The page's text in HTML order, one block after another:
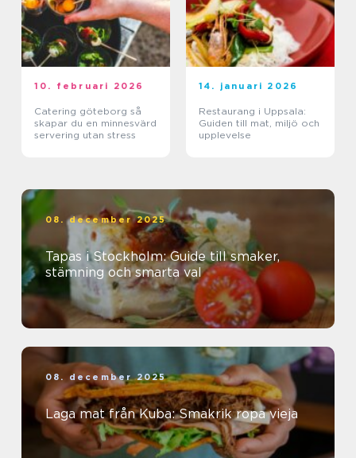
10. februari 2026
Catering göteborg så
skapar du en minnesvärd
servering utan stress
14. januari 2026
Restaurang i Uppsala:
Guiden till mat, miljö och
upplevelse
08. december 2025
Tapas i Stockholm: Guide till smaker,
stämning och smarta val
08. december 2025
Laga mat från Kuba: Smakrik ropa vieja